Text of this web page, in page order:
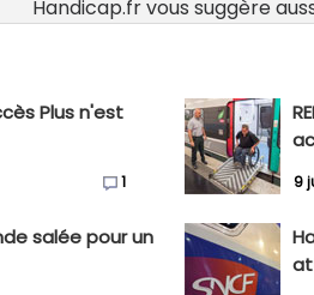
Handicap.fr vous suggère
Plus n'est
1 9
salée pour un